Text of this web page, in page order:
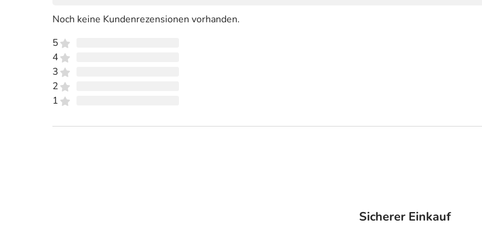
Noch keine Kundenrezensionen vorhanden.
5
4
3
2
1
Sicherer Einkauf